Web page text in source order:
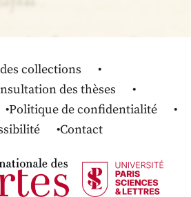
collections
des thèses
Politique de confidentialité
Contact